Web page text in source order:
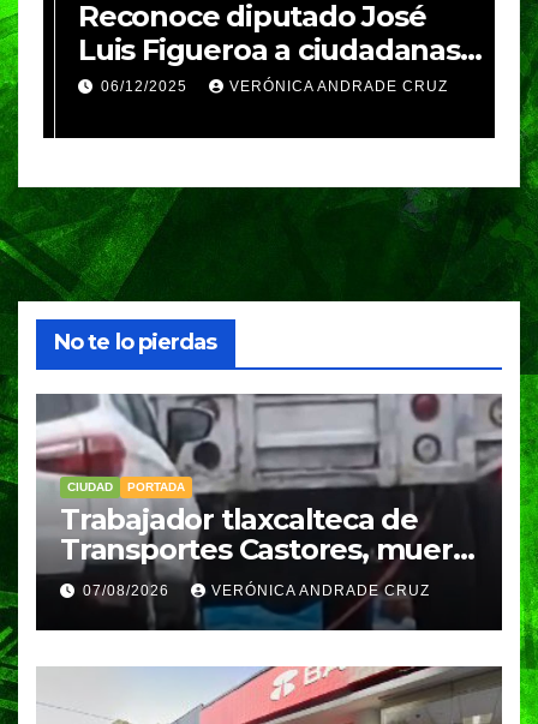
Reconoce diputado José
Luis Figueroa a ciudadanas y
ciudadanos que
06/12/2025 VERÓNICA ANDRADE CRUZ
No te lo pierdas
CIUDAD PORTADA
Trabajador tlaxcalteca de
Transportes Castores, muere
aplastado por azulejos en
Puebla
07/08/2026 VERÓNICA ANDRADE CRUZ